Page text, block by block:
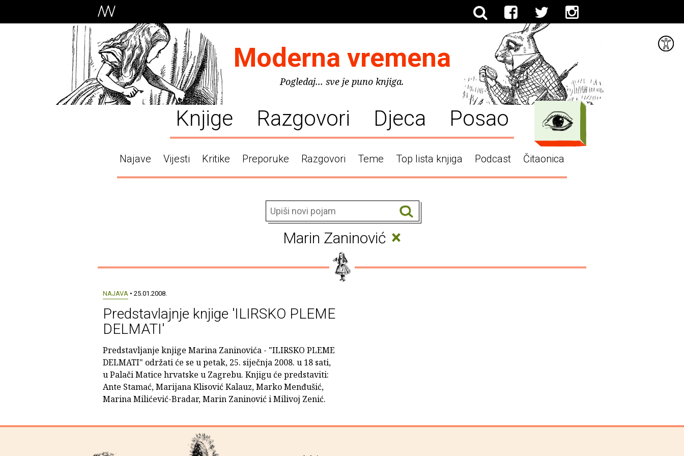
Moderna vremena
Pogledaj... sve je puno knjiga.
Knjige Razgovori Djeca Posao
Najave Vijesti Kritike Preporuke Razgovori Teme Top lista knjiga Podcast Čitaonica
Marin Zaninović ×
NAJAVA• 25.01.2008.
Predstavlajnje knjige 'ILIRSKO PLEME
DELMATI'
Predstavljanje knjige Marina Zaninovića - "ILIRSKO PLEME
DELMATI" održati će se u petak, 25. siječnja 2008. u 18 sati,
u Palači Matice hrvatske u Zagrebu. Knjigu će predstaviti:
Ante Stamać, Marijana Klisović Kalauz, Marko Menđušić,
Marina Milićević-Bradar, Marin Zaninović i Milivoj Zenić.